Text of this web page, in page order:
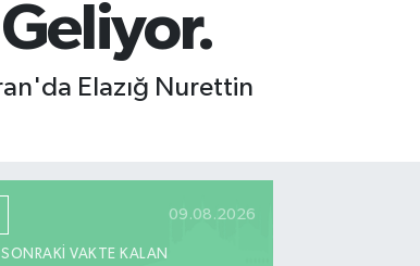
Elazığ Nurettin
09.08.2026
SONRAKI VAKTE KALAN